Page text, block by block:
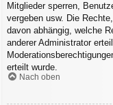
Mitglieder sperren,
vergeben usw. Die
davon abhängig, welche
anderer Administrator
erteilt wurde.
Nach oben